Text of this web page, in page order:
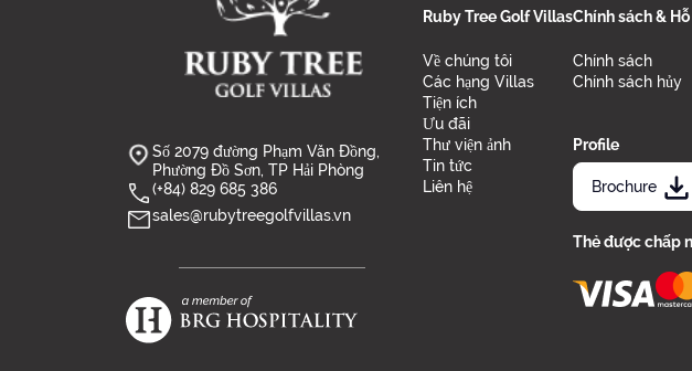
Số 2079 đường Phạm Văn Đồng,
Phường Đồ Sơn, TP Hải Phòng
(+84) 829 685 386
sales@rubytreegolfvillas.vn
Ruby Tree Golf Villas
Về chúng tôi
Các hạng Villas
Tiện ích
Ưu đãi
Thư viện ảnh
Tin tức
Liên hệ
Chính sách &
Chính sách
Chính sách hủy
Profile
Brochure
Thẻ được chấp